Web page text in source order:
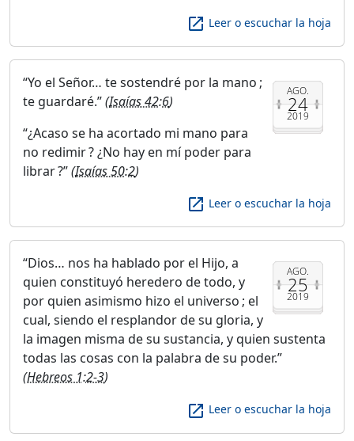
launch Leer o escuchar la hoja
AGO.
24
2019
Yo el Señor… te sostendré por la mano ;
te guardaré. (Isaías 42:6)
¿Acaso se ha acortado mi mano para
no redimir ? ¿No hay en mí poder para
librar ? (Isaías 50:2)
launch Leer o escuchar la hoja
AGO.
25
2019
Dios… nos ha hablado por el Hijo, a
quien constituyó heredero de todo, y
por quien asimismo hizo el universo ; el
cual, siendo el resplandor de su gloria, y
la imagen misma de su sustancia, y quien sustenta
todas las cosas con la palabra de su poder.
(Hebreos 1:2-3)
launch Leer o escuchar la hoja